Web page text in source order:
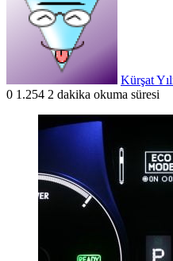
Kürşat
0 1.254 2 dakika okuma süresi